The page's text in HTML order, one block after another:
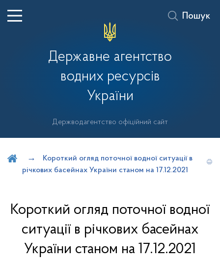
Державне агентство
водних ресурсів
України
Держводагентство офіційний сайт
Пошук
Короткий огляд поточної водної ситуації в
річкових басейнах України станом на 17.12.2021
Короткий огляд поточної водної
ситуації в річкових басейнах
України станом на 17.12.2021